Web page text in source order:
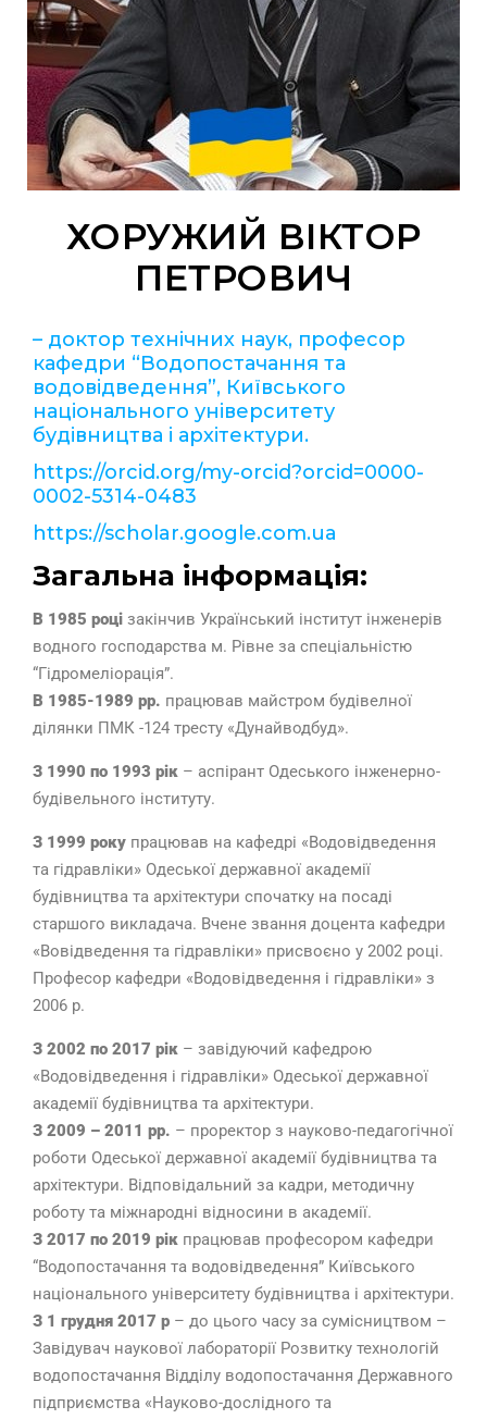
ХОРУЖИЙ ВІКТОР
ПЕТРОВИЧ
– доктор технічних наук, професор
кафедри “Водопостачання та
водовідведення”, Київського
національного університету
будівництва і архітектури.
https://orcid.org/my-orcid?orcid=0000-
0002-5314-0483
https://scholar.google.com.ua
Загальна інформація:
В 1985 році закінчив Український інститут інженерів
водного господарства м. Рівне за спеціальністю
“Гідромеліорація”.
В 1985-1989 рр. працював майстром будівелної
ділянки ПМК -124 тресту «Дунайводбуд».
З 1990 по 1993 рік – аспірант Одеського інженерно-
будівельного інституту.
З 1999 року працював на кафедрі «Водовідведення
та гідравліки» Одеської державної академії
будівництва та архітектури спочатку на посаді
старшого викладача. Вчене звання доцента кафедри
«Вовідведення та гідравліки» присвоєно у 2002 році.
Професор кафедри «Водовідведення і гідравліки» з
2006 р.
З 2002 по 2017 рік – завідуючий кафедрою
«Водовідведення і гідравліки» Одеської державної
академії будівництва та архітектури.
З 2009 – 2011 рр. – проректор з науково-педагогічної
роботи Одеської державної академії будівництва та
архітектури. Відповідальний за кадри, методичну
роботу та міжнародні відносини в академії.
З 2017 по 2019 рік працював професором кафедри
“Водопостачання та водовідведення” Київського
національного університету будівництва і архітектури.
З 1 грудня 2017 р – до цього часу за сумісництвом –
Завідувач наукової лабораторії Розвитку технологій
водопостачання Відділу водопостачання Державного
підприємства «Науково-дослідного та